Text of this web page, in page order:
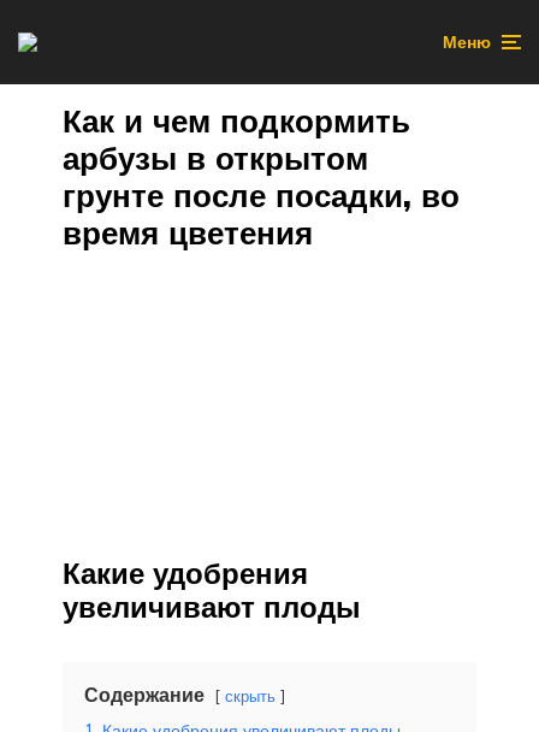
Меню
Как и чем подкормить
арбузы в открытом
грунте после посадки, во
время цветения
Какие удобрения
увеличивают плоды
Содержание скрыть